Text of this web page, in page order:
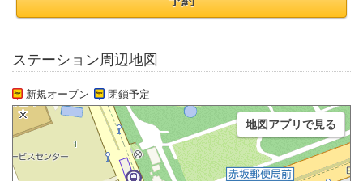
ステーション周辺地図
新規オープン 閉鎖予定
地図アプリで見る